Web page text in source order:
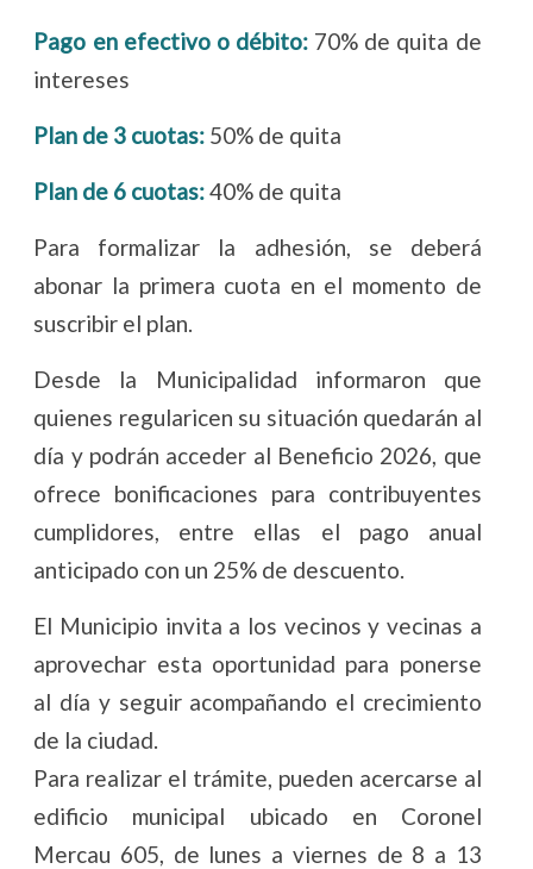
Pago en efectivo o débito: 70% de quita de
intereses
Plan de 3 cuotas: 50% de quita
Plan de 6 cuotas:40% de quita
Para formalizar la adhesión, se deberá
abonar la primera cuota en el momento de
suscribir el plan.
Desde la Municipalidad informaron que
quienes regularicen su situación quedarán al
día y podrán acceder al Beneficio 2026, que
ofrece bonificaciones para contribuyentes
cumplidores, entre ellas el pago anual
anticipado con un 25% de descuento.
El Municipio invita a los vecinos y vecinas a
aprovechar esta oportunidad para ponerse
al día y seguir acompañando el crecimiento
de la ciudad.
Para realizar el trámite, pueden acercarse al
edificio municipal ubicado en Coronel
Mercau 605, de lunes a viernes de 8 a 13